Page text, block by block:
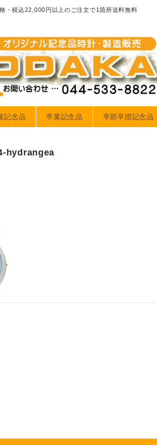
・税込22,000円以上のご注文で1箇所送料無料
記念品 卒業記念品 卒部卒団記念品
hydrangea